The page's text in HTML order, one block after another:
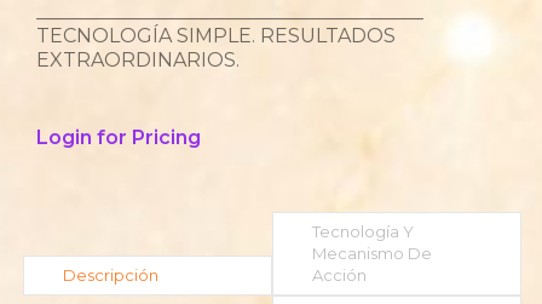
TECNOLOGÍA SIMPLE. RESULTADOS
EXTRAORDINARIOS.
Login for Pricing
Descripción
Tecnología Y
Mecanismo De
Acción